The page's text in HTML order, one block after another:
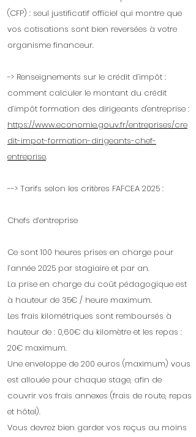
(CFP) : seul justificatif officiel qui montre que
vos cotisations sont bien reversées à votre
organisme financeur.
-> Renseignements sur le crédit d’impôt :
comment calculer le montant du crédit
d’impôt formation des dirigeants d'entreprise :
https://www.economie.gouv.fr/entreprises/cre
dit-impot-formation-dirigeants-chef-
entreprise.
--> Tarifs selon les critères FAFCEA 2025 :
Chefs d’entreprise
Ce sont 100 heures prises en charge pour
l’année 2025 par stagiaire et par an.
La prise en charge du coût pédagogique est
à hauteur de 35€ / heure maximum.
Les frais kilométriques sont remboursés à
hauteur de : 0,60€ du kilomètre et les repas :
20€ maximum.
Une enveloppe de 200 euros (maximum) vous
est allouée pour chaque stage, afin de
couvrir vos frais annexes (frais de route, repas
et hôtel).
Vous devrez bien garder vos reçus au moins